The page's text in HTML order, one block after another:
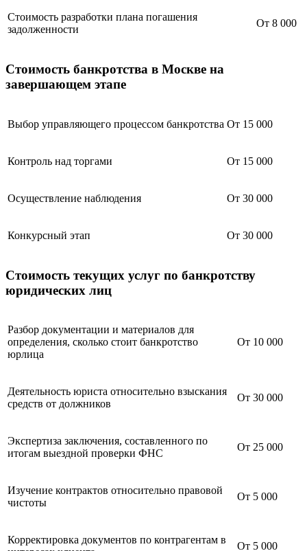
Стоимость разработки плана погашения
задолженности
От 8 000
Стоимость банкротства в Москве на
завершающем этапе
Выбор управляющего процессом банкротства От 15 000
Контроль над торгами От 15 000
Осуществление наблюдения От 30 000
Конкурсный этап От 30 000
Стоимость текущих услуг по банкротству
юридических лиц
Разбор документации и материалов для
определения, сколько стоит банкротство
юрлица
От 10 000
Деятельность юриста относительно взыскания
средств от должников
От 30 000
Экспертиза заключения, составленного по
итогам выездной проверки ФНС
От 25 000
Изучение контрактов относительно правовой
чистоты
От 5 000
Корректировка документов по контрагентам в
От 5 000